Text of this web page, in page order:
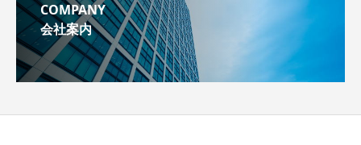
COMPANY
会社案内